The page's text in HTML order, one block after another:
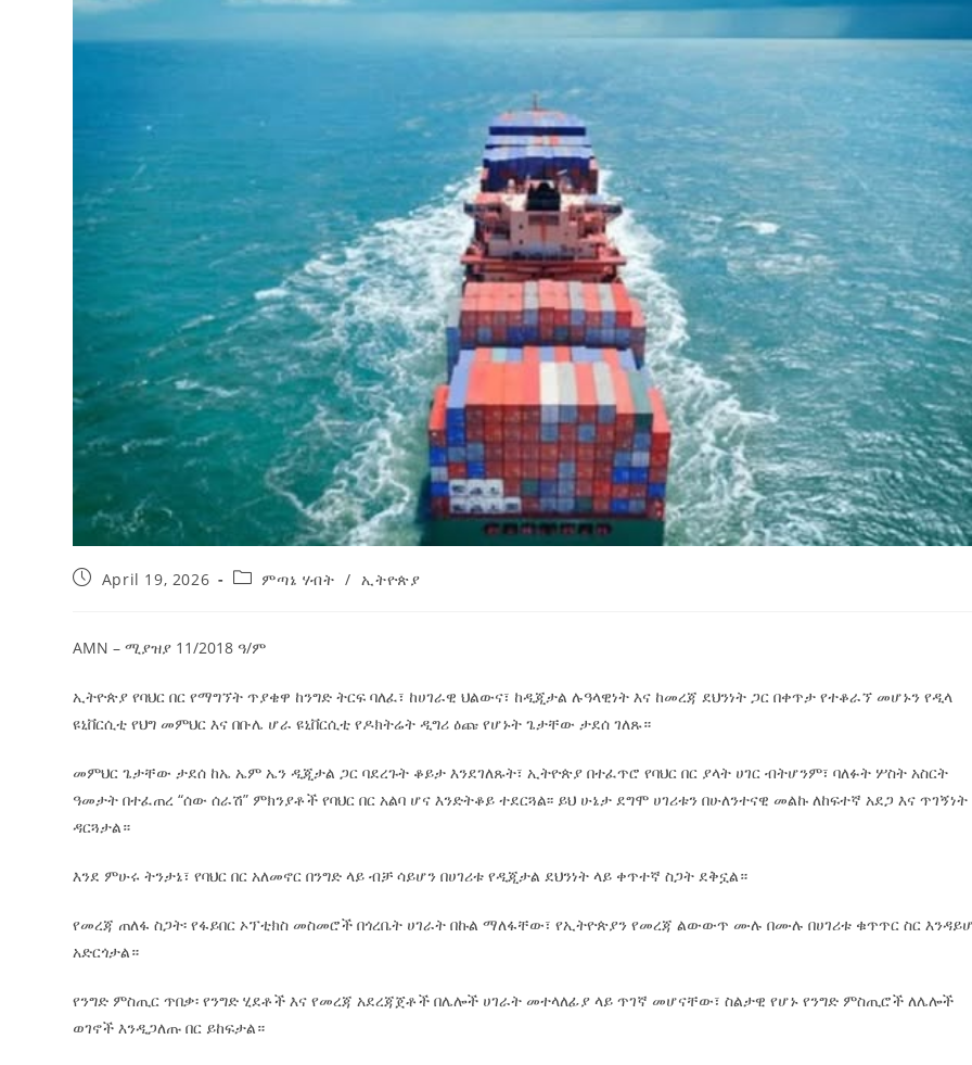
የቤኒን የዲጂታል ትራንስፎርሜሽን እና ኢኖቬሽን
ሚኒስትር ማሁና አክፕሎጋን የኢፌዴሪ መሶብ
አገልግሎትን ጎበኙ
August 5, 2026
ሠራተኞች ስፖርት ፌስቲቫል በቴሌቪዥን ዘርፍ
አሸናፊነት ተጠናቀቀ
August 1, 2026
ተቃውሞ የበዛበት የፊፋ አዲሱ እቅድ
July 30, 2026
አዲስ ሚዲያ ኔትዎርክ በይዘት ስራዎቹ
ትርክትን በማረም እና የወል ትርክትን
ሃላፊነቱን እየተወጣ ይገኛል
AmnAdmin October 17, 2025
April 19, 2026 ምጣኔ ሃብት / ኢትዮጵያ
AMN – ሚያዝያ 11/2018 ዓ/ም
ኢትዮጵያ የባህር በር የማግኘት ጥያቄዋ ከንግድ ትርፍ ባለፈ፣ ከሀገራዊ ህልውና፣ ከዲጂታል ሉዓላዊነት እና ከመረጃ ደህንነት ጋር በቀጥታ የተቆራኘ መሆኑን የዲላ
ዩኒቨርሲቲ የህግ መምህር እና በቡሌ ሆራ ዩኒቨርሲቲ የዶክትሬት ዲግሪ ዕጩ የሆኑት ጌታቸው ታደሰ ገለጹ።
መምህር ጌታቸው ታደሰ ከኤ ኤም ኤን ዲጂታል ጋር ባደረጉት ቆይታ እንደገለጹት፣ ኢትዮጵያ በተፈጥሮ የባህር በር ያላት ሀገር ብትሆንም፣ ባለፉት ሦስት አስርት
ዓመታት በተፈጠረ “ሰው ሰራሽ” ምክንያቶች የባህር በር አልባ ሆና እንድትቆይ ተደርጓል፡፡ ይህ ሁኔታ ደግሞ ሀገሪቱን በሁለንተናዊ መልኩ ለከፍተኛ አደጋ እና ጥገኝነት
ዳርጓታል።
እንደ ምሁሩ ትንታኔ፣ የባህር በር አለመኖር በንግድ ላይ ብቻ ሳይሆን በሀገሪቱ የዲጂታል ደህንነት ላይ ቀጥተኛ ስጋት ደቅኗል።
የመረጃ ጠለፋ ስጋት፡ የፋይበር ኦፕቲክስ መስመሮች በጎረቤት ሀገራት በኩል ማለፋቸው፣ የኢትዮጵያን የመረጃ ልውውጥ ሙሉ በሙሉ በሀገሪቱ ቁጥጥር ስር
አድርጎታል።
የንግድ ምስጢር ጥበቃ፡ የንግድ ሂደቶች እና የመረጃ አደረጃጀቶች በሌሎች ሀገራት መተላለፊያ ላይ ጥገኛ መሆናቸው፣ ስልታዊ የሆኑ የንግድ ምስጢሮች ለሌሎች
ወገኖች እንዲጋለጡ በር ይከፍታል።